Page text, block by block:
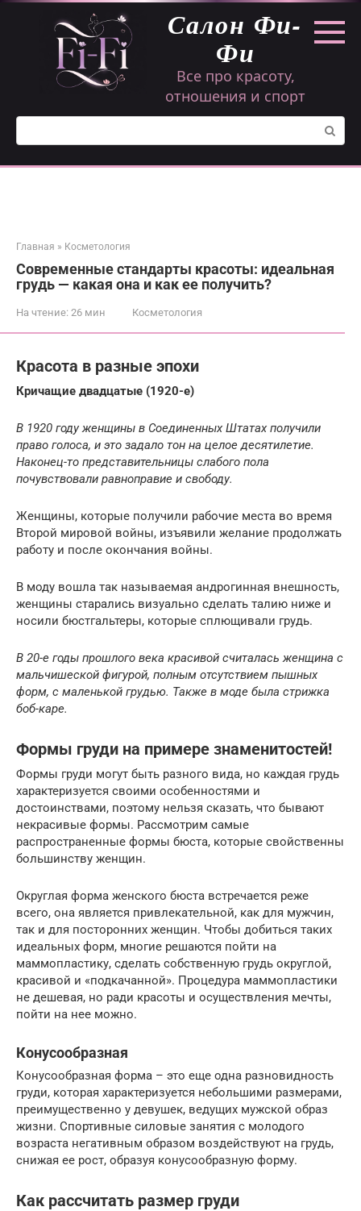
Перейти
Салон Фи-
Фи
Все про красоту,
отношения и спорт
Поиск:
Главная » Косметология
Современные стандарты красоты: идеальная
грудь — какая она и как ее получить?
На чтение: 26 мин Косметология
Красота в разные эпохи
Кричащие двадцатые (1920-е)
В 1920 году женщины в Соединенных Штатах получили
право голоса, и это задало тон на целое десятилетие.
Наконец-то представительницы слабого пола
почувствовали равноправие и свободу.
Женщины, которые получили рабочие места во время
Второй мировой войны, изъявили желание продолжать
работу и после окончания войны.
В моду вошла так называемая андрогинная внешность,
женщины старались визуально сделать талию ниже и
носили бюстгальтеры, которые сплющивали грудь.
В 20-е годы прошлого века красивой считалась женщина с
мальчишеской фигурой, полным отсутствием пышных
форм, с маленькой грудью. Также в моде была стрижка
боб-каре.
Формы груди на примере знаменитостей!
Формы груди могут быть разного вида, но каждая грудь
характеризуется своими особенностями и
достоинствами, поэтому нельзя сказать, что бывают
некрасивые формы. Рассмотрим самые
распространенные формы бюста, которые свойственны
большинству женщин.
Округлая форма женского бюста встречается реже
всего, она является привлекательной, как для мужчин,
так и для посторонних женщин. Чтобы добиться таких
идеальных форм, многие решаются пойти на
маммопластику, сделать собственную грудь округлой,
красивой и «подкачанной». Процедура маммопластики
не дешевая, но ради красоты и осуществления мечты,
пойти на нее можно.
Конусообразная
Конусообразная форма – это еще одна разновидность
груди, которая характеризуется небольшими размерами,
преимущественно у девушек, ведущих мужской образ
жизни. Спортивные силовые занятия с молодого
возраста негативным образом воздействуют на грудь,
снижая ее рост, образуя конусообразную форму.
Как рассчитать размер груди